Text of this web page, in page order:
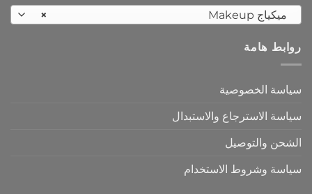
الخيارات
على
المنتج
× ميكياج Makeup
روابط هامة
سياسة الخصوصية
سياسة الاسترجاع والاستبدال
الشحن والتوصيل
سياسة وشروط الاستخدام